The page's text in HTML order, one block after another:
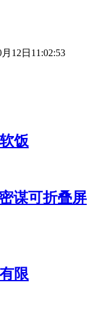
12日11:02:53
饭
谋可折叠屏
限